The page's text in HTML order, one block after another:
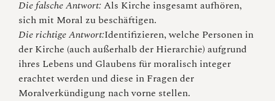
Die falsche Antwort:Als Kirche insgesamt aufhören,
sich mit Moral zu beschäftigen.
Die richtige Antwort:Identifizieren, welche Personen in
der Kirche (auch außerhalb der Hierarchie) aufgrund
ihres Lebens und Glaubens für moralisch integer
erachtet werden und diese in Fragen der
Moralverkündigung nach vorne stellen.